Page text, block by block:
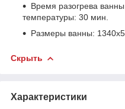
Время разогрева
температуры: 30 мин.
Размеры ванны:
Скрыть
Характеристики